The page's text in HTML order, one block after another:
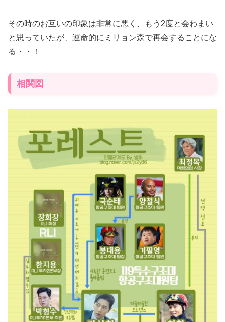
その時のお互いの印象は非常に悪く、もう2度と会わまい
と思っていたが、運命的にミリョン森で再会することにな
る・・！
相関図